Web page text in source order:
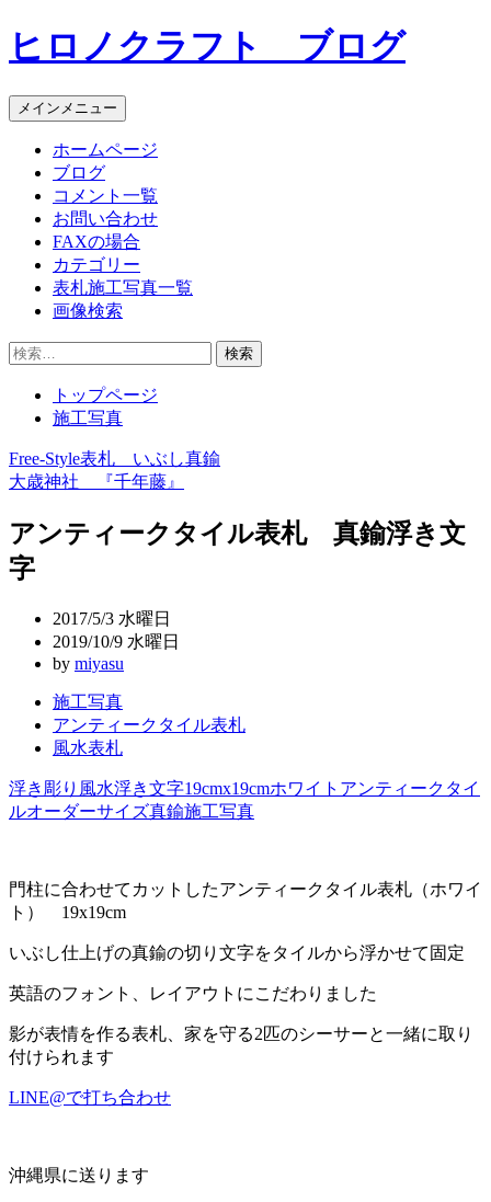
コ
ン
ン
ツ
ヒロノクラフト ブログ
メインメニュー
ホームページ
ブログ
コメント一覧
お問い合わせ
FAXの場合
カテゴリー
表札施工写真一覧
画像検索
検
トップページ
施工写真
投
稿
ナ
ビ
Free-Style表札 いぶし真鍮
大歳神社 『千年藤』
アンティークタイル表札 真鍮浮き文
字
2017/5/3 水曜日
2019/10/9 水曜日
by miyasu
施工写真
アンティークタイル表札
風水表札
浮き彫り 風水浮き文字19cmx19cmホワイト アンティークタイ
ルオーダーサイズ真鍮施工写真
門柱に合わせてカットしたアンティークタイル表札（ホワイ
ト） 19x19cm
いぶし仕上げの真鍮の切り文字をタイルから浮かせて固定
英語のフォント、レイアウトにこだわりました
影が表情を作る表札、家を守る2匹のシーサーと一緒に取り
付けられます
LINE@で打ち合わせ
沖縄県に送ります